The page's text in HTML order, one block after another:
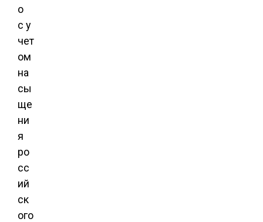
о
с у
чет
ом
на
сы
ще
ни
я
ро
сс
ий
ск
ого